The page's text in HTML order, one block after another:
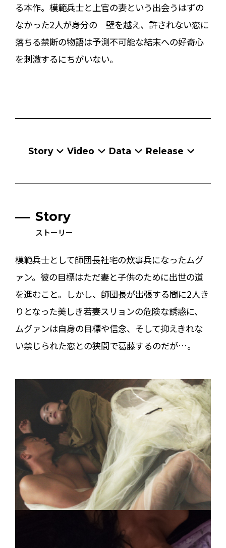
る本作。模範兵士と上官の妻という出会うはずの
なかった2人が身分の 壁を越え、許されない恋に
落ちる禁断の物語は予測不可能な結末への好奇心
を刺激するにちがいない。
Story Video Data Release
Story
ストーリー
模範兵士として師団長社宅の炊事兵になったムグ
ァン。彼の目標はただ妻と子供のために出世の道
を進むこと。しかし、師団長が出張する間に2人き
りとなった美しき若妻スリョンの危険な誘惑に、
ムグァンは自身の目標や信念、そして抑えきれな
い禁じられた恋との狭間で葛藤するのだが…。